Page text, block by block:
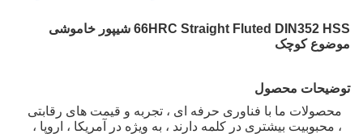
66HRC Straight Fluted DIN352 HSS شیپور خاموشی
موضوع کوچک
توضیحات محصول
محصولات ما با فناوری حرفه ای ، تجربه و قیمت های رقابتی
، محبوبیت بیشتری در کلمه دارند ، به ویژه در آمریکا ، اروپا ،